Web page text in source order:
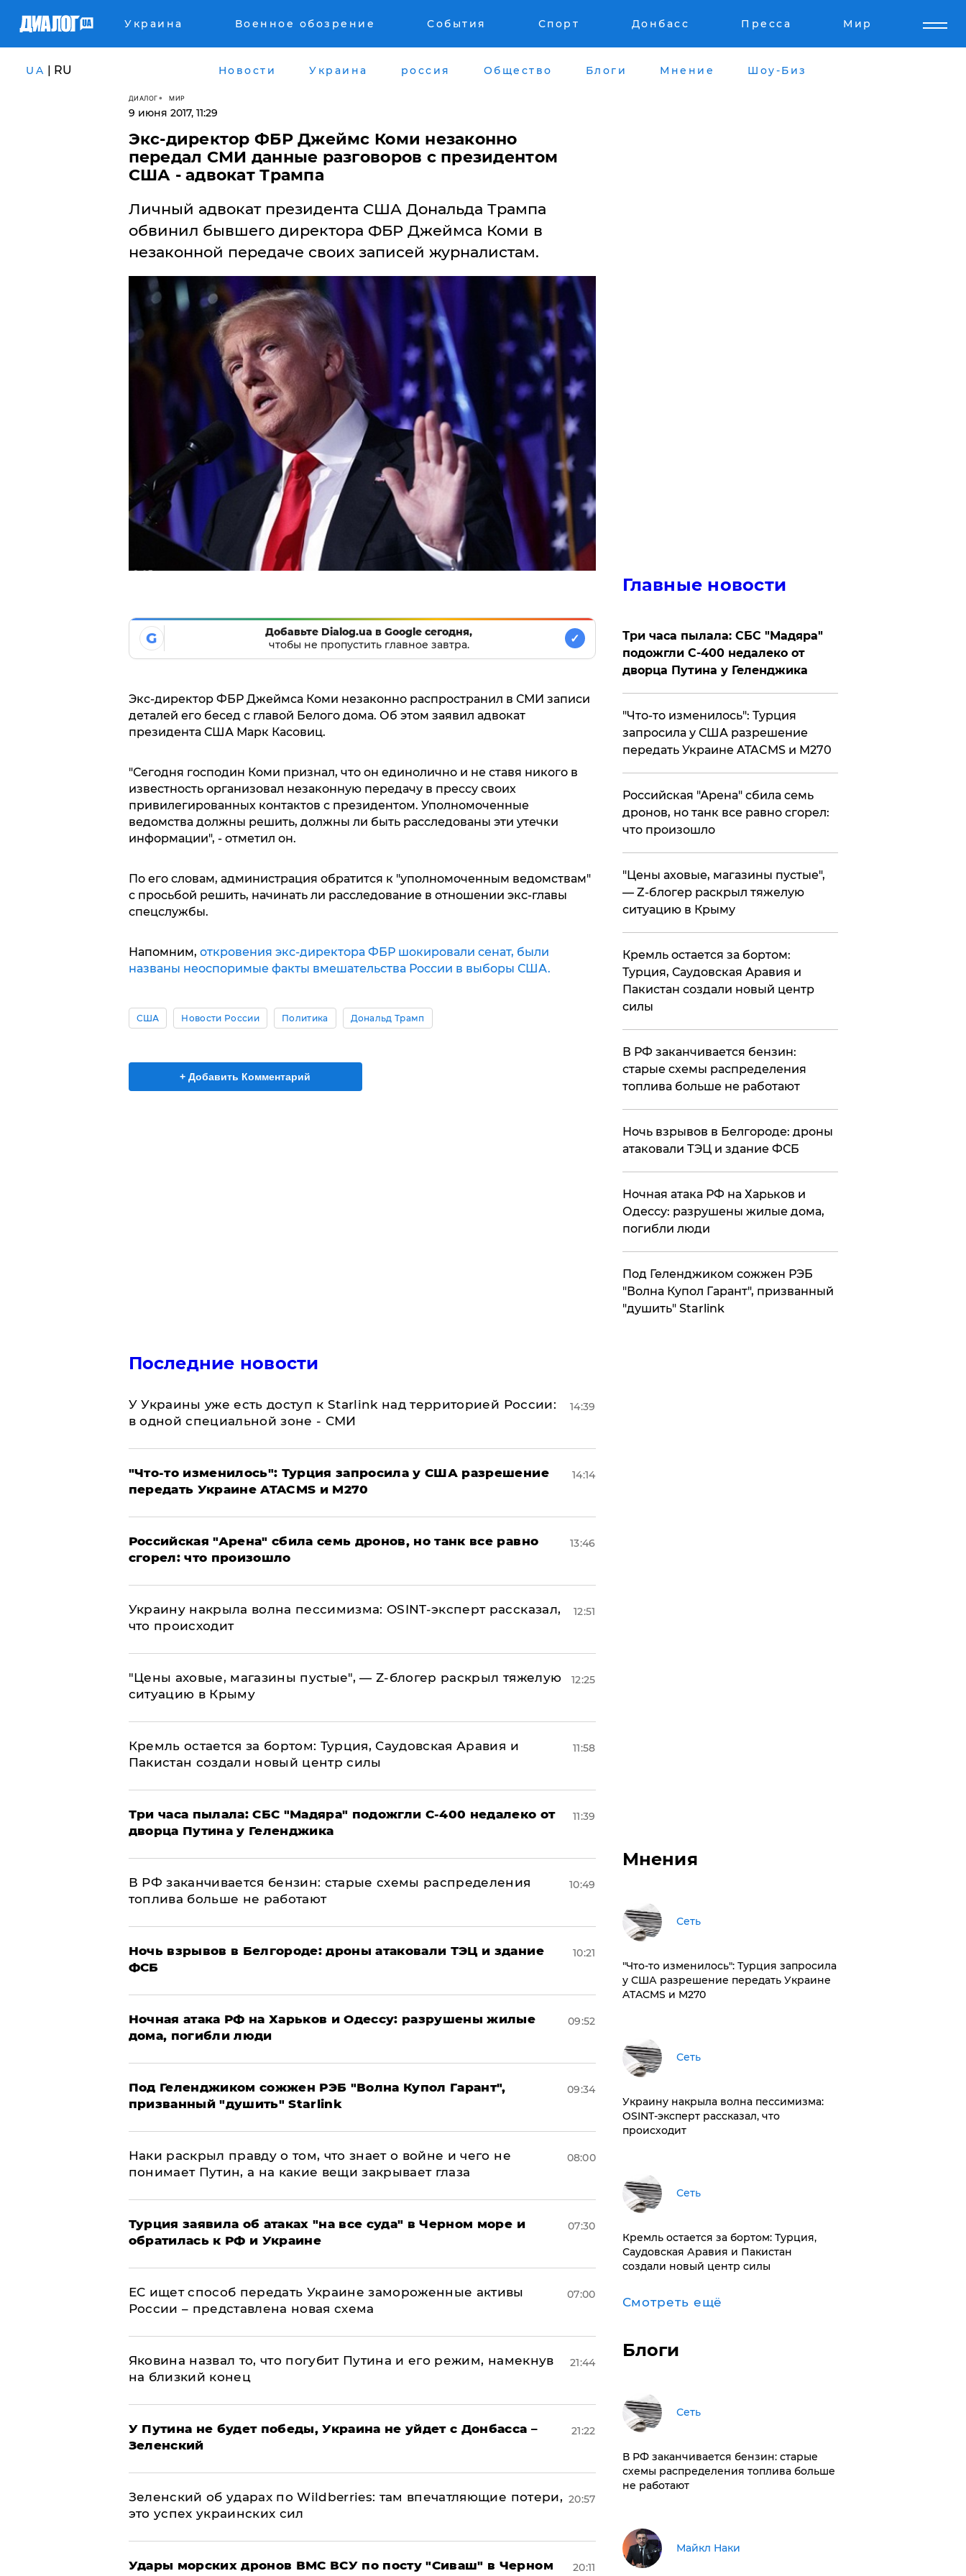
Украина Военное обозрение События Спорт Донбасс Пресса Мир
UA | RU Новости Украина россия Общество Блоги Мнение Шоу-Биз
ДИАЛОГ МИР
9 июня 2017, 11:29
Экс-директор ФБР Джеймс Коми незаконно
передал СМИ данные разговоров с президентом
США - адвокат Трампа
​Личный адвокат президента США Дональда Трампа
обвинил бывшего директора ФБР Джеймса Коми в
незаконной передаче своих записей журналистам.
G
Добавьте Dialog.ua в Google сегодня,
чтобы не пропустить главное завтра.
✓
Экс-директор ФБР Джеймса Коми незаконно распространил в СМИ записи
деталей его бесед с главой Белого дома. Об этом заявил адвокат
президента США Марк Касовиц.
"Сегодня господин Коми признал, что он единолично и не ставя никого в
известность организовал незаконную передачу в прессу своих
привилегированных контактов с президентом. Уполномоченные
ведомства должны решить, должны ли быть расследованы эти утечки
информации", - отметил он.
По его словам, администрация обратится к "уполномоченным ведомствам"
с просьбой решить, начинать ли расследование в отношении экс-главы
спецслужбы.
Напомним, откровения экс-директора ФБР шокировали сенат, были
названы неоспоримые факты вмешательства России в выборы США.
США Новости России Политика Дональд Трамп
+ Добавить Комментарий
Последние новости
У Украины уже есть доступ к Starlink над территорией России:
в одной специальной зоне - СМИ
14:39
​"Что-то изменилось": Турция запросила у США разрешение
передать Украине ATACMS и M270
14:14
​Российская "Арена" сбила семь дронов, но танк все равно
сгорел: что произошло
13:46
​Украину накрыла волна пессимизма: OSINT-эксперт рассказал,
что происходит
12:51
​"Цены аховые, магазины пустые", — Z-блогер раскрыл тяжелую
ситуацию в Крыму
12:25
​Кремль остается за бортом: Турция, Саудовская Аравия и
Пакистан создали новый центр силы
11:58
Три часа пылала: СБС "Мадяра" подожгли С-400 недалеко от
дворца Путина у Геленджика
11:39
​В РФ заканчивается бензин: старые схемы распределения
топлива больше не работают
10:49
​Ночь взрывов в Белгороде: дроны атаковали ТЭЦ и здание
ФСБ
10:21
​Ночная атака РФ на Харьков и Одессу: разрушены жилые
дома, погибли люди
09:52
Под Геленджиком сожжен РЭБ "Волна Купол Гарант",
призванный "душить" Starlink
09:34
Наки раскрыл правду о том, что знает о войне и чего не
понимает Путин, а на какие вещи закрывает глаза
08:00
Турция заявила об атаках "на все суда" в Черном море и
обратилась к РФ и Украине
07:30
ЕС ищет способ передать Украине замороженные активы
России – представлена новая схема
07:00
Яковина назвал то, что погубит Путина и его режим, намекнув
на близкий конец
21:44
У Путина не будет победы, Украина не уйдет с Донбасса –
Зеленский
21:22
Зеленский об ударах по Wildberries: там впечатляющие потери,
это успех украинских сил
20:57
Удары морских дронов ВМС ВСУ по посту "Сиваш" в Черном
20:11
Главные новости
Три часа пылала: СБС "Мадяра"
подожгли С-400 недалеко от
дворца Путина у Геленджика
​"Что-то изменилось": Турция
запросила у США разрешение
передать Украине ATACMS и M270
​Российская "Арена" сбила семь
дронов, но танк все равно сгорел:
что произошло
​"Цены аховые, магазины пустые",
— Z-блогер раскрыл тяжелую
ситуацию в Крыму
​Кремль остается за бортом:
Турция, Саудовская Аравия и
Пакистан создали новый центр
силы
​В РФ заканчивается бензин:
старые схемы распределения
топлива больше не работают
​Ночь взрывов в Белгороде: дроны
атаковали ТЭЦ и здание ФСБ
​Ночная атака РФ на Харьков и
Одессу: разрушены жилые дома,
погибли люди
Под Геленджиком сожжен РЭБ
"Волна Купол Гарант", призванный
"душить" Starlink
Мнения
Сеть
​"Что-то изменилось": Турция запросила
у США разрешение передать Украине
ATACMS и M270
Сеть
​Украину накрыла волна пессимизма:
OSINT-эксперт рассказал, что
происходит
Сеть
​Кремль остается за бортом: Турция,
Саудовская Аравия и Пакистан
создали новый центр силы
Смотреть ещё
Блоги
Сеть
​В РФ заканчивается бензин: старые
схемы распределения топлива больше
не работают
Майкл Наки